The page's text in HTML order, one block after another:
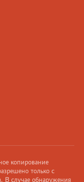
копирование
только с
В случае обнаружения